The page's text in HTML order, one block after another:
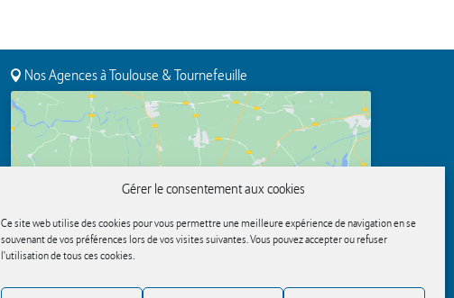
Gérer le consentement aux cookies
Ce site web utilise des cookies pour vous permettre une meilleure expérience de navigation en se
souvenant de vos préférences lors de vos visites suivantes. Vous pouvez accepter ou refuser
l'utilisation de tous ces cookies.
Nos Agences à Toulouse & Tournefeuille
activer ce contenu